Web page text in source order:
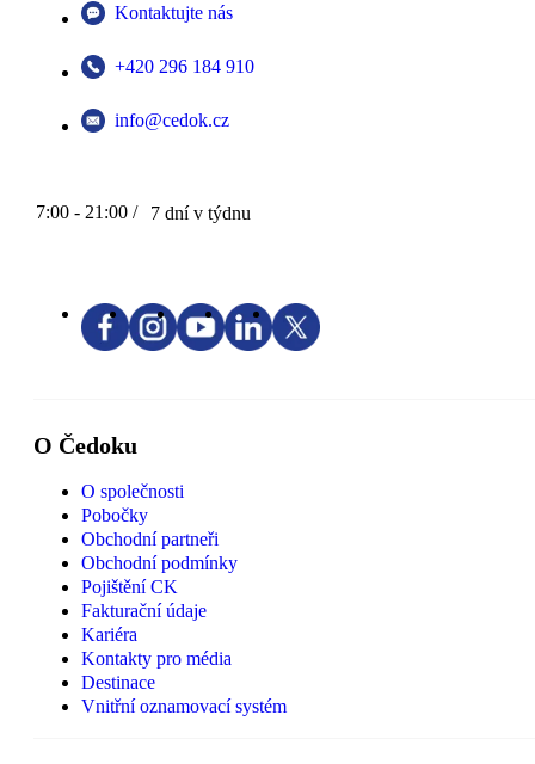
Kontaktujte nás
+420 296 184 910
info@cedok.cz
7:00 - 21:00 / 7 dní v týdnu
O Čedoku
O společnosti
Pobočky
Obchodní partneři
Obchodní podmínky
Pojištění CK
Fakturační údaje
Kariéra
Kontakty pro média
Destinace
Vnitřní oznamovací systém